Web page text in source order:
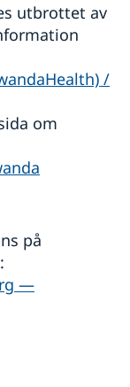
utbrottet av
/
om
på
—